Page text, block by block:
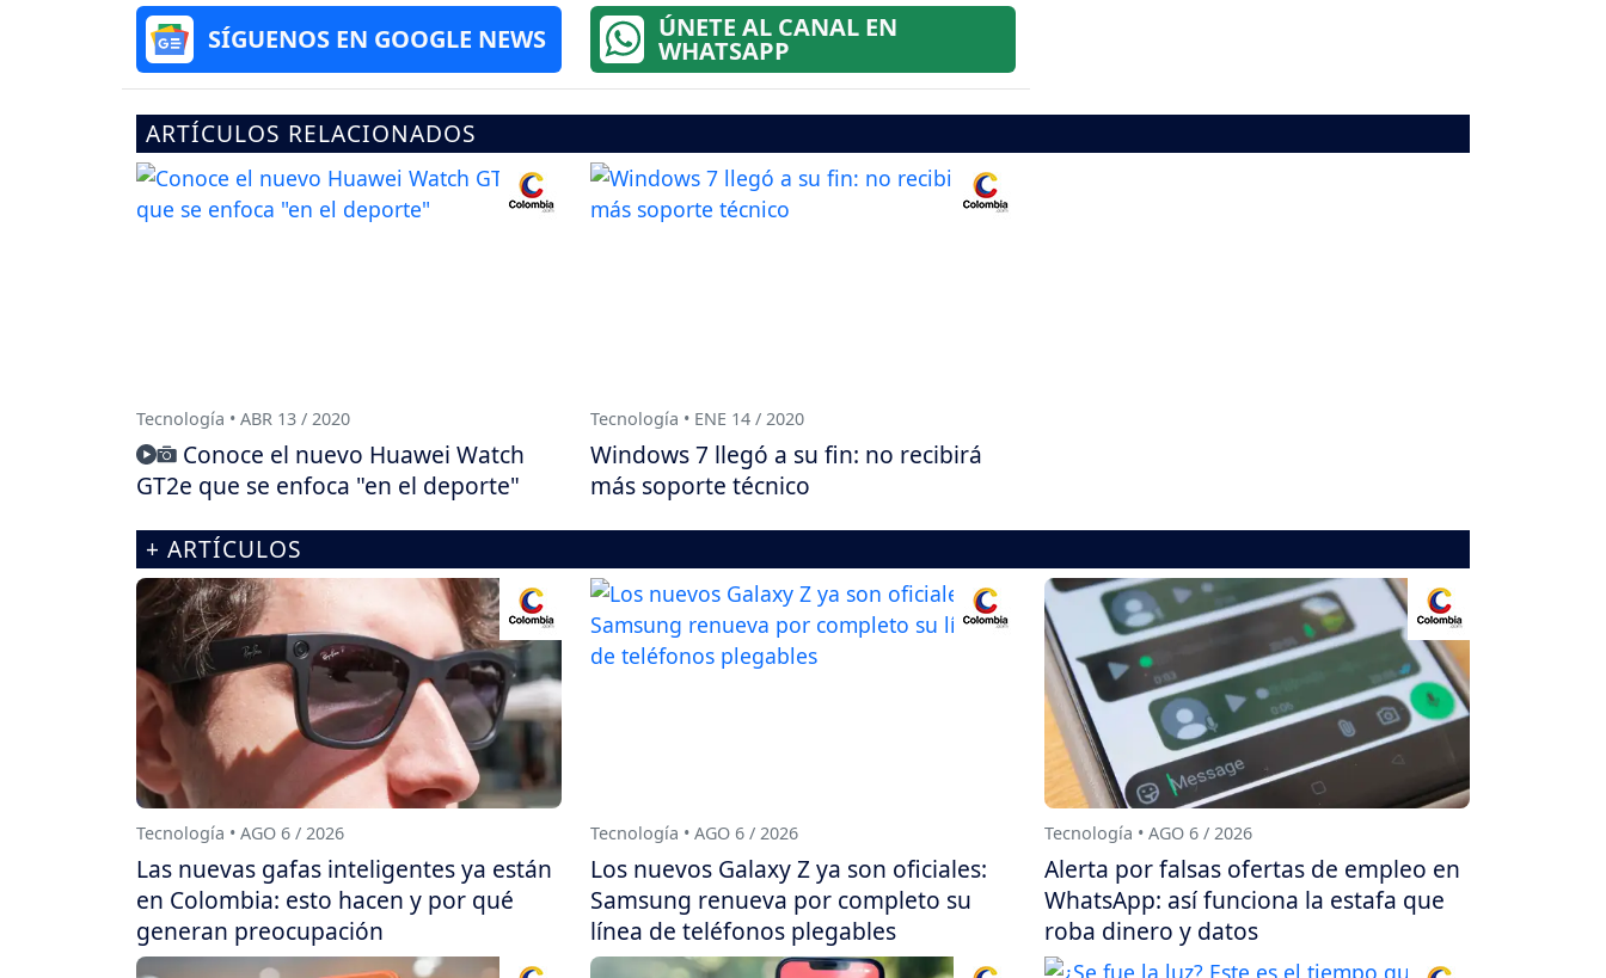
SÍGUENOS EN GOOGLE NEWS ÚNETE AL CANAL EN
WHATSAPP
ARTÍCULOS RELACIONADOS
Tecnología • ABR 13 / 2020
Conoce el nuevo Huawei Watch
GT2e que se enfoca "en el deporte"
Tecnología • ENE 14 / 2020
Windows 7 llegó a su fin: no recibirá
más soporte técnico
+ ARTÍCULOS
Tecnología • AGO 6 / 2026
Las nuevas gafas inteligentes ya están
en Colombia: esto hacen y por qué
generan preocupación
Tecnología • AGO 6 / 2026
Los nuevos Galaxy Z ya son oficiales:
Samsung renueva por completo su
línea de teléfonos plegables
Tecnología • AGO 6 / 2026
Alerta por falsas ofertas de empleo en
WhatsApp: así funciona la estafa que
roba dinero y datos